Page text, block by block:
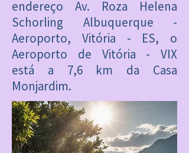
endereço Av. Roza Helena
Schorling Albuquerque -
Aeroporto, Vitória - ES, o
Aeroporto de Vitória - VIX
está a 7,6 km da Casa
Monjardim.